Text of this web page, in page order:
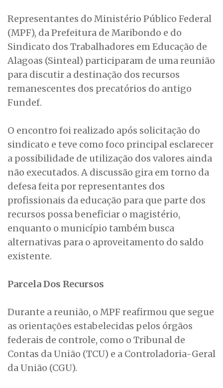
Representantes do Ministério Público Federal
(MPF), da Prefeitura de Maribondo e do
Sindicato dos Trabalhadores em Educação de
Alagoas (Sinteal) participaram de uma reunião
para discutir a destinação dos recursos
remanescentes dos precatórios do antigo
Fundef.
O encontro foi realizado após solicitação do
sindicato e teve como foco principal esclarecer
a possibilidade de utilização dos valores ainda
não executados. A discussão gira em torno da
defesa feita por representantes dos
profissionais da educação para que parte dos
recursos possa beneficiar o magistério,
enquanto o município também busca
alternativas para o aproveitamento do saldo
existente.
Parcela Dos Recursos
Durante a reunião, o MPF reafirmou que segue
as orientações estabelecidas pelos órgãos
federais de controle, como o Tribunal de
Contas da União (TCU) e a Controladoria-Geral
da União (CGU).